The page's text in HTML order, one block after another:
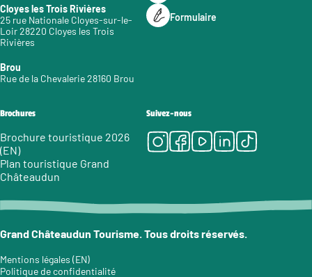
Cloyes les Trois Rivières
25 rue Nationale Cloyes-sur-le-
Loir 28220 Cloyes les Trois
Rivières
Brou
Rue de la Chevalerie 28160 Brou
Formulaire
Brochures
Brochure touristique 2026
(EN)
Plan touristique Grand
Châteaudun
Suivez-nous
Instagram
Facebook
Youtube
LinkedIn
Tiktok
Grand Châteaudun Tourisme. Tous droits réservés.
Mentions légales (EN)
Politique de confidentialité